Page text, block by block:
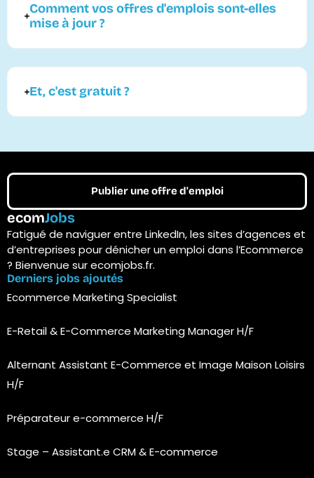
Comment vos offres d'emplois sont-elles
mise à jour ?
Et, c'est gratuit ?
ecomJobs
Fatigué de naviguer entre LinkedIn, les sites d’agences et
d’entreprises pour dénicher un emploi dans l’Ecommerce
? Bienvenue sur ecomjobs.fr.
Publier une offre d'emploi
Derniers jobs ajoutés
Ecommerce Marketing Specialist
E-Retail & E-Commerce Marketing Manager H/F
Alternant Assistant E-Commerce et Image Maison Loisirs
H/F
Préparateur e-commerce H/F
Stage – Assistant.e CRM & E-commerce